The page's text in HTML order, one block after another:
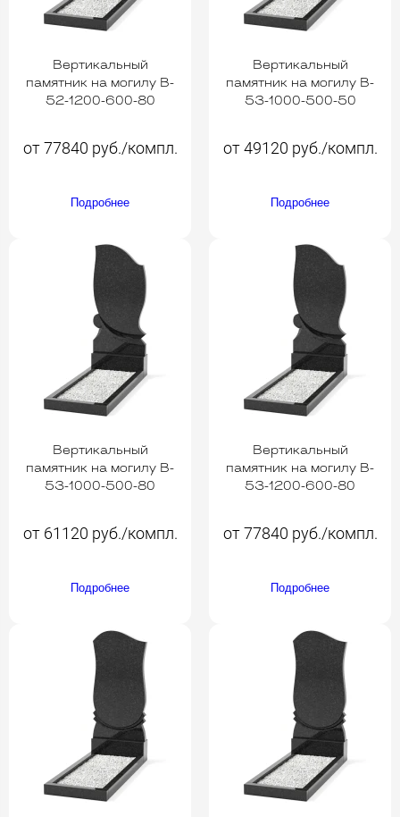
Вертикальный
памятник на могилу B-
52-1200-600-80
от 77840 руб./компл.
Подробнее
Вертикальный
памятник на могилу B-
53-1000-500-50
от 49120 руб./компл.
Подробнее
Вертикальный
памятник на могилу B-
53-1000-500-80
от 61120 руб./компл.
Подробнее
Вертикальный
памятник на могилу B-
53-1200-600-80
от 77840 руб./компл.
Подробнее